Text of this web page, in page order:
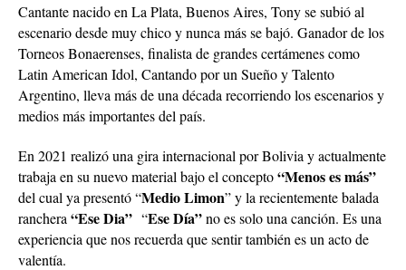
Cantante nacido en La Plata, Buenos Aires, Tony se subió al
escenario desde muy chico y nunca más se bajó. Ganador de los
Torneos Bonaerenses, finalista de grandes certámenes como
Latin American Idol, Cantando por un Sueño y Talento
Argentino, lleva más de una década recorriendo los escenarios y
medios más importantes del país.
En 2021 realizó una gira internacional por Bolivia y actualmente
trabaja en su nuevo material bajo el concepto“Menos es más”
del cual ya presentó “Medio Limon” y la recientemente balada
ranchera “Ese Dia” “Ese Día”no es solo una canción. Es una
experiencia que nos recuerda que sentir también es un acto de
valentía.